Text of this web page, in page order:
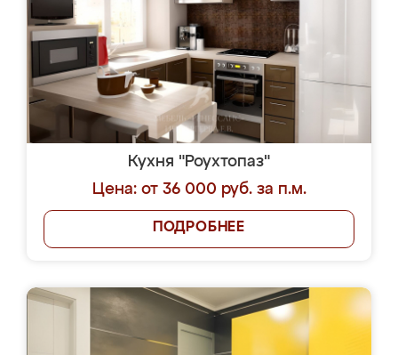
Кухня "Роухтопаз"
Цена: от 36 000 руб. за п.м.
ПОДРОБНЕЕ